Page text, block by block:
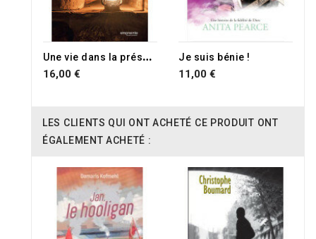
U
ne vie dans la présence de Dieu
16,00 €
Je suis bénie !
11,00 €
LES CLIENTS QUI ONT ACHETÉ CE PRODUIT ONT
ÉGALEMENT ACHETÉ :